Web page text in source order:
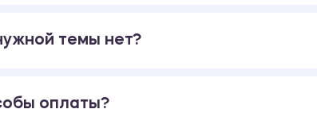
темы нет?
оплаты?